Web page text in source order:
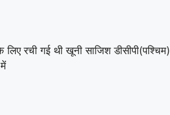
रची गई थी खूनी साजिश डीसीपी(पश्चिम)